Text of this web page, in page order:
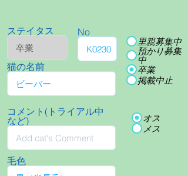
ステイタス No
猫の名前
里親募集中
預かり募集
中
卒業
掲載中止
コメント(トライアル中
など)
オス
メス
毛色